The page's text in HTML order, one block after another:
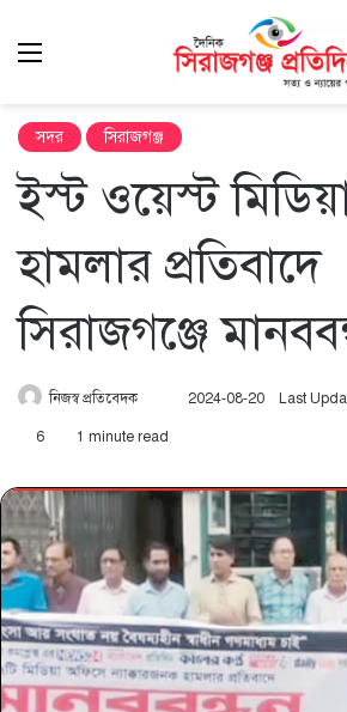
Menu
সদর সিরাজগঞ্জ
ইস্ট ওয়েস্ট
হামলার প্রতিবাদে
সিরাজগঞ্জে
নিজস্ব প্রতিবেদক
Send2024-08-20 Last
6 1 minute read